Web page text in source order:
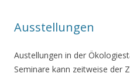
Ausstellungen
Austellungen in der
Seminare kann zeitweise der